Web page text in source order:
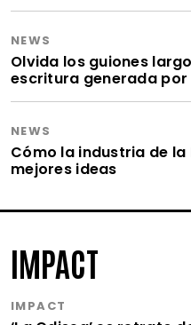
NEWS
Olvida los guiones
escritura generada por
NEWS
Cómo la industria de la
mejores ideas
IMPACT
IMPACT